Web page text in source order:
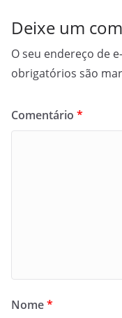
k
Deixe um
O seu endereço de
obrigatórios são
Comentário *
Nome*